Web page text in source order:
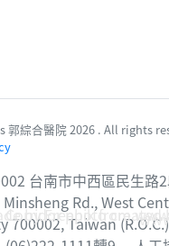
郭綜合醫院 2026 . All rights
台南市中西區民生路
Minsheng Rd., West
700002, Taiwan (R.O.C.)
byFreepikfrom
Corridor photo created